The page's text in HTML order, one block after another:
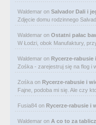
Waldemar on Salvador Dali i
Zdjęcie domu rodzinnego
Waldemar on Ostatni pałac
W Łodzi, obok Manufaktury,
Waldemar on Rycerze-rabusie
Zośka - zarejestruj się na flog i
Zośka on Rycerze-rabusie i
Fajne, podoba mi się. Ale czy
Fusia84 on Rycerze-rabusie i
Waldemar on A co to za